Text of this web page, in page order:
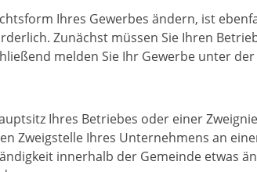
Ihres Gewerbes ändern, ist
Zunächst müssen Sie Ihren
melden Sie Ihr Gewerbe unter
Ihres Betriebes oder einer
Zweigstelle Ihres Unternehmens an
innerhalb der Gemeinde etwas